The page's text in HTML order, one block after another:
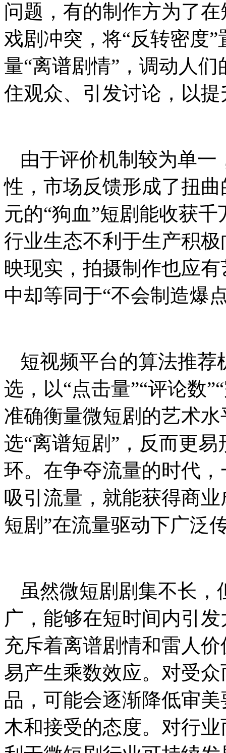
问题，有的制作方为了
戏剧冲突，将“反转密度
量“离谱剧情”，调动人
住观众、引发讨论，以
由于评价机制较为单
性，市场反馈形成了扭
元的“狗血”短剧能收获
行业生态不利于生产积
映现实，拍摄制作也应
中却等同于“不会制造爆
短视频平台的算法推荐
选，以“点击量”“评论数
准确衡量微短剧的艺术
选“离谱短剧”，反而更
环。在争夺流量的时代
吸引流量，就能获得商
短剧”在流量驱动下广泛
虽然微短剧剧集不长
广，能够在短时间内引
充斥着离谱剧情和雷人
易产生乘数效应。对受
品，可能会逐渐降低审
木和接受的态度。对行